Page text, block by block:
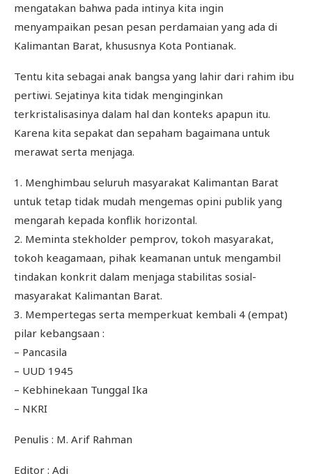
mengatakan bahwa pada intinya kita ingin
menyampaikan pesan pesan perdamaian yang ada di
Kalimantan Barat, khususnya Kota Pontianak.
Tentu kita sebagai anak bangsa yang lahir dari rahim ibu
pertiwi. Sejatinya kita tidak menginginkan
terkristalisasinya dalam hal dan konteks apapun itu.
Karena kita sepakat dan sepaham bagaimana untuk
merawat serta menjaga.
1. Menghimbau seluruh masyarakat Kalimantan Barat
untuk tetap tidak mudah mengemas opini publik yang
mengarah kepada konflik horizontal.
2. Meminta stekholder pemprov, tokoh masyarakat,
tokoh keagamaan, pihak keamanan untuk mengambil
tindakan konkrit dalam menjaga stabilitas sosial-
masyarakat Kalimantan Barat.
3. Mempertegas serta memperkuat kembali 4 (empat)
pilar kebangsaan :
– Pancasila
– UUD 1945
– Kebhinekaan Tunggal Ika
– NKRI
Penulis : M. Arif Rahman
Editor : Adi